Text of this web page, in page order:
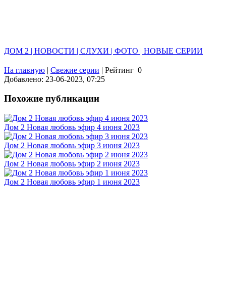
ДОМ 2 | НОВОСТИ | СЛУХИ | ФОТО | НОВЫЕ СЕРИИ
На главную | Свежие серии | Рейтинг 0
Добавлено: 23-06-2023, 07:25
Похожие публикации
Дом 2 Новая любовь эфир 4 июня 2023
Дом 2 Новая любовь эфир 3 июня 2023
Дом 2 Новая любовь эфир 2 июня 2023
Дом 2 Новая любовь эфир 1 июня 2023